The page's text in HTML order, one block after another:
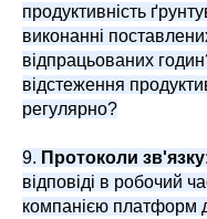
продуктивність
виконанні
відпрацьованих
відстеження
регулярно?
9. Протоколи зв'язку
відповіді в робочий
компанією платформ